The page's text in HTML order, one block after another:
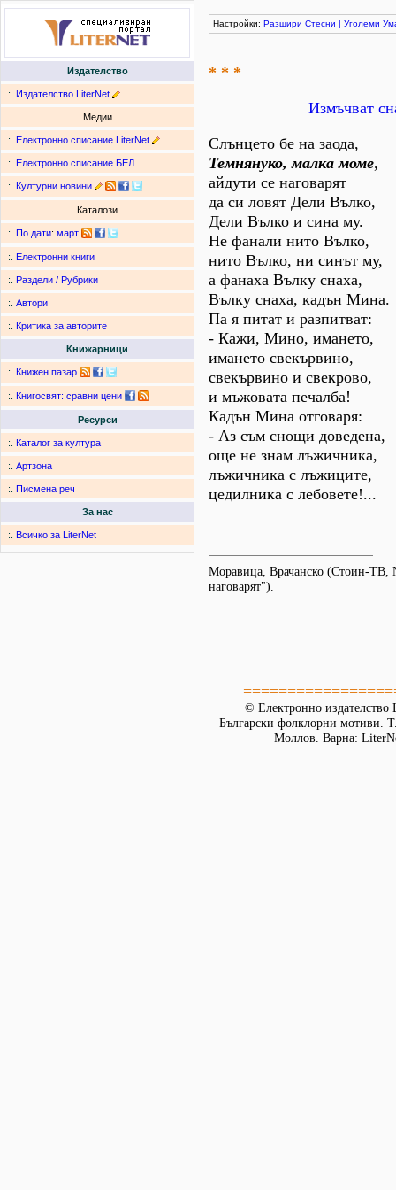
Издателство
:. Издателство LiterNet
Медии
:. Електронно списание LiterNet
:. Електронно списание БЕЛ
:. Културни новини
Каталози
:. По дати: март
:. Електронни книги
:. Раздели / Рубрики
:. Автори
:. Критика за авторите
Книжарници
:. Книжен пазар
:. Книгосвят: сравни цени
Ресурси
:. Каталог за култура
:. Артзона
:. Писмена реч
За нас
:. Всичко за LiterNet
Настройки: Разшири Стесни | Уголеми
* * *
Измъчват
Слънцето бе на заода,
Темнянуко, малка моме,
айдути се наговарят
да си ловят Дели Вълко,
Дели Вълко и сина му.
Не фанали нито Вълко,
нито Вълко, ни синът му,
а фанаха Вълку снаха,
Вълку снаха, кадън Мина.
Па я питат и разпитват:
- Кажи, Мино, имането,
имането свекървино,
свекървино и свекрово,
и мъжовата печалба!
Кадън Мина отговаря:
- Аз съм снощи доведена,
още не знам лъжичника,
лъжичника с лъжиците,
цедилника с лебовете!...
Моравица, Врачанско (Стоин-ТВ,
наговарят").
© Електронно издателство
Български фолклорни мотиви.
Моллов. Варна: